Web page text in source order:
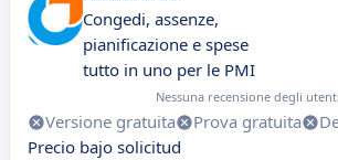
Congedi, assenze,
pianificazione e spese
tutto in uno per le PMI
Nessuna recensione degli utenti
Versione gratuita Prova gratuita
Precio bajo solicitud